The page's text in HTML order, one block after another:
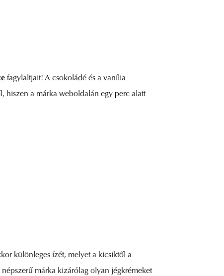
fagylaltjait! A csokoládé és a vanília
hiszen a márka weboldalán egy perc alatt
különleges ízét, melyet a kicsiktől a
márka kizárólag olyan jégkrémeket